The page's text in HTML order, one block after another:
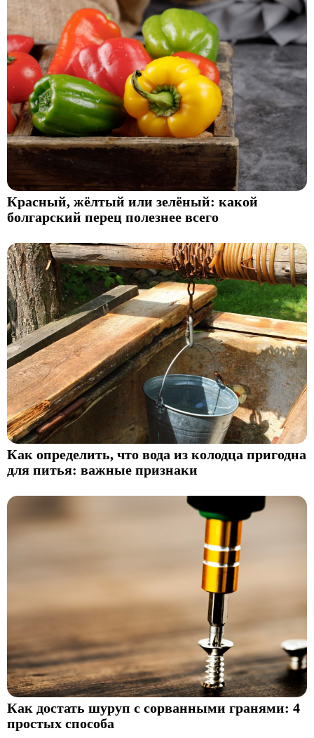
Красный, жёлтый или зелёный: какой
болгарский перец полезнее всего
Как определить, что вода из колодца пригодна
для питья: важные признаки
Как достать шуруп с сорванными гранями: 4
простых способа